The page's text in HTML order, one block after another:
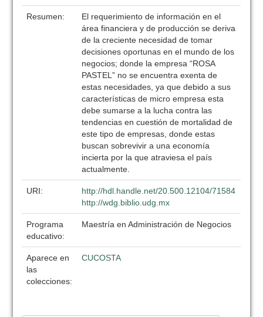
Resumen:
El requerimiento de información en el
área financiera y de producción se deriva
de la creciente necesidad de tomar
decisiones oportunas en el mundo de los
negocios; donde la empresa “ROSA
PASTEL” no se encuentra exenta de
estas necesidades, ya que debido a sus
características de micro empresa esta
debe sumarse a la lucha contra las
tendencias en cuestión de mortalidad de
este tipo de empresas, donde estas
buscan sobrevivir a una economía
incierta por la que atraviesa el país
actualmente.
URI:
http://hdl.handle.net/20.500.12104/71584
http://wdg.biblio.udg.mx
Programa
educativo:
Maestría en Administración de Negocios
Aparece en
las
colecciones:
CUCOSTA